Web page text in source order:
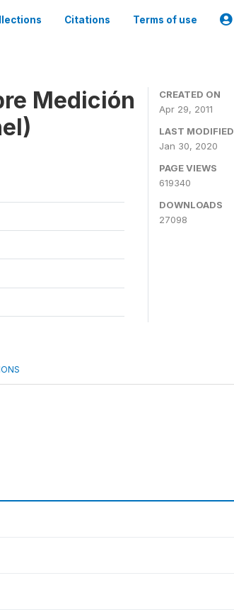
Citations Terms of use
Medición
CREATED ON
Apr 29, 2011
LAST MODIFIED
Jan 30, 2020
PAGE VIEWS
619340
DOWNLOADS
27098